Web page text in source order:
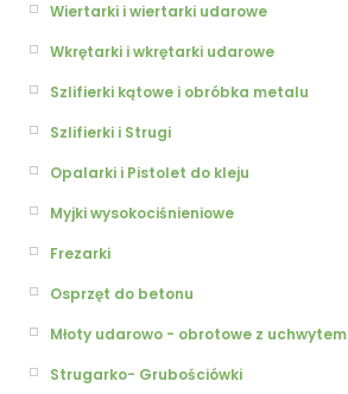
Wiertarki i wiertarki udarowe
Wkrętarki i wkrętarki udarowe
Szlifierki kątowe i obróbka metalu
Szlifierki i Strugi
Opalarki i Pistolet do kleju
Myjki wysokociśnieniowe
Frezarki
Osprzęt do betonu
Młoty udarowo - obrotowe z uchwytem
Strugarko- Grubościówki